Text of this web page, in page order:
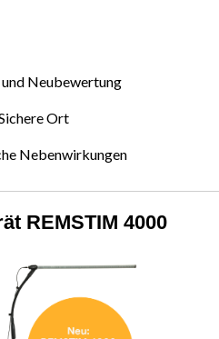
Neubewertung
Ort
Nebenwirkungen
REMSTIM 4000